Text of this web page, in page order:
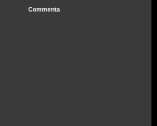
Commenta